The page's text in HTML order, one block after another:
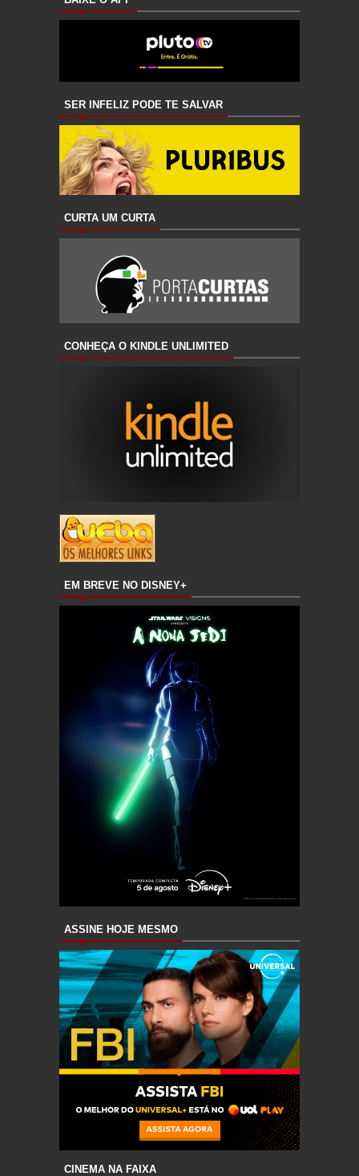
SER INFELIZ PODE TE SALVAR
CURTA UM CURTA
CONHEÇA O KINDLE UNLIMITED
EM BREVE NO DISNEY+
ASSINE HOJE MESMO
CINEMA NA FAIXA